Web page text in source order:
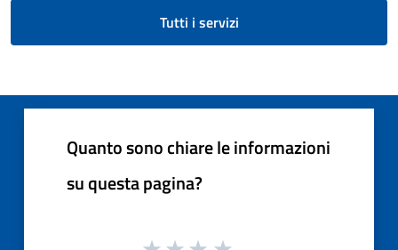
Tutti i servizi
Quanto sono chiare le informazioni
su questa pagina?